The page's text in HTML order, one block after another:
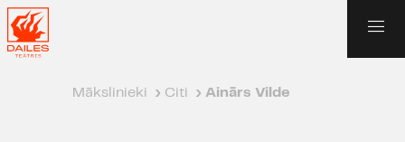
Mākslinieki › Citi › Ainārs Vilde